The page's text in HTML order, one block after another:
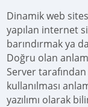
Dinamik web
yapılan internet
barındırmak ya
Doğru olan
Server
kullanılması
yazılımı olarak